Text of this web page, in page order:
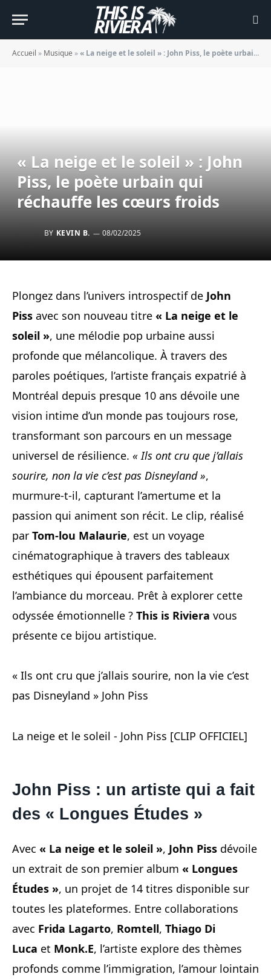
Accueil » Musique »« La neige et le soleil » : John Piss, le poète urbain qui réchauffe les cœurs froids
« La neige et le soleil » : John
Piss, le poète urbain qui
réchauffe les cœurs froids
BY KEVIN B. 08/02/2025
Plongez dans l’univers introspectif de John
Piss avec son nouveau titre « La neige et le
soleil », une mélodie pop urbaine aussi
profonde que mélancolique. À travers des
paroles poétiques, l’artiste français expatrié à
Montréal depuis presque 10 ans dévoile une
vision intime d’un monde pas toujours rose,
transformant son parcours en un message
universel de résilience. « Ils ont cru que j’allais
sourire, non la vie c’est pas Disneyland »,
murmure-t-il, capturant l’amertume et la
passion qui animent son récit. Le clip, réalisé
par Tom-lou Malaurie, est un voyage
cinématographique à travers des tableaux
esthétiques qui épousent parfaitement
l’ambiance du morceau. Prêt à explorer cette
odyssée émotionnelle ? This is Riviera vous
présente ce bijou artistique.
« Ils ont cru que j’allais sourire, non la vie c’est
pas Disneyland » John Piss
La neige et le soleil - John Piss [CLIP OFFICIEL]
John Piss : un artiste qui a fait
des « Longues Études »
Avec « La neige et le soleil », John Piss dévoile
un extrait de son premier album « Longues
Études », un projet de 14 titres disponible sur
toutes les plateformes. Entre collaborations
avec Frida Lagarto, Romtell, Thiago Di
Luca et Monk.E, l’artiste explore des thèmes
profonds comme l’immigration, l’amour lointain